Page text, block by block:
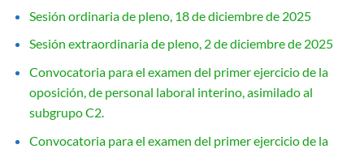
Sesión ordinaria de pleno, 18 de diciembre de 2025
Sesión extraordinaria de pleno, 2 de diciembre de 2025
Convocatoria para el examen del primer ejercicio de la
oposición, de personal laboral interino, asimilado al
subgrupo C2.
Convocatoria para el examen del primer ejercicio de la